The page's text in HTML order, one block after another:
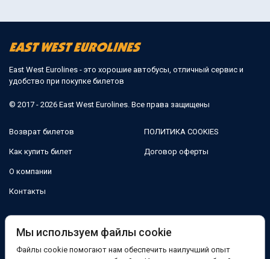
East West Eurolines - это хорошие автобусы, отличный сервис и
удобство при покупке билетов
© 2017 - 2026 East West Eurolines. Все права защищены
Возврат билетов
Как купить билет
О компании
Контакты
ПОЛИТИКА COOKIES
Договор оферты
Facebook
Мы используем файлы cookie
Файлы cookie помогают нам обеспечить наилучший опыт